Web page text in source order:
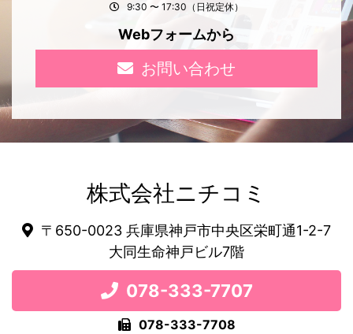
9:30 〜 17:30（日祝定休）
Webフォームから
お問い合わせ
株式会社ニチコミ
〒650-0023 兵庫県神戸市中央区栄町通1-2-7
大同生命神戸ビル7階
078-333-7707
078-333-7708